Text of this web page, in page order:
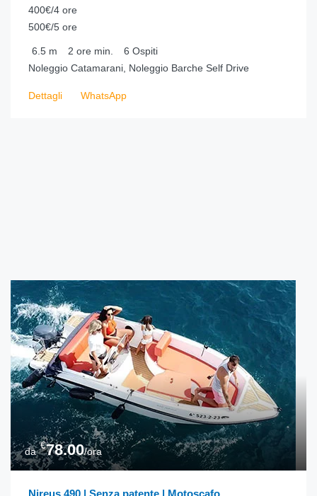
400€/4 ore
500€/5 ore
6.5 m 2 ore min. 6 Ospiti
Noleggio Catamarani, Noleggio Barche Self Drive
Dettagli WhatsApp
da
€78.00/ora